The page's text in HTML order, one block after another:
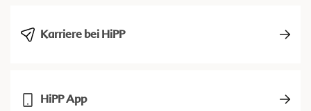
Karriere bei HiPP
HiPP App